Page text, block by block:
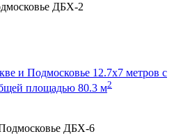
ДБХ-2
и Подмосковье 12.7x7 метров c
площадью 80.3 м2